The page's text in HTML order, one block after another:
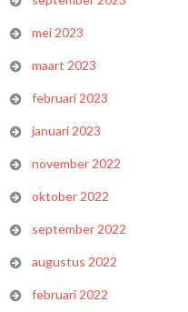
mei 2023
maart 2023
februari 2023
januari 2023
november 2022
oktober 2022
september 2022
augustus 2022
februari 2022